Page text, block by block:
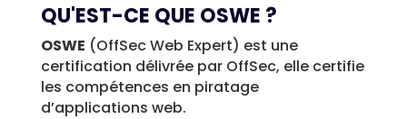
QU'EST-CE QUE OSWE ?
OSWE (OffSec Web Expert) est une
certification délivrée par OffSec, elle certifie
les compétences en piratage
d’applications web.